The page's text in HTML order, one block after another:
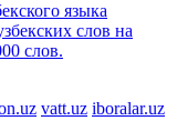
языка
слов на
слов.
vatt.uz iboralar.uz